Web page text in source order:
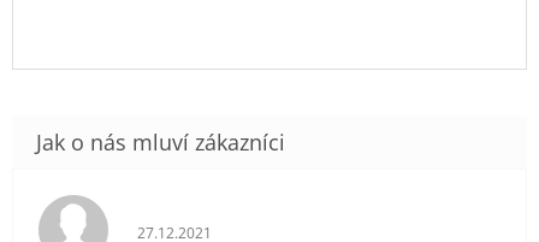
Hodnocení obchodu je 5 z 5 hvězdiček.
27.12.2021